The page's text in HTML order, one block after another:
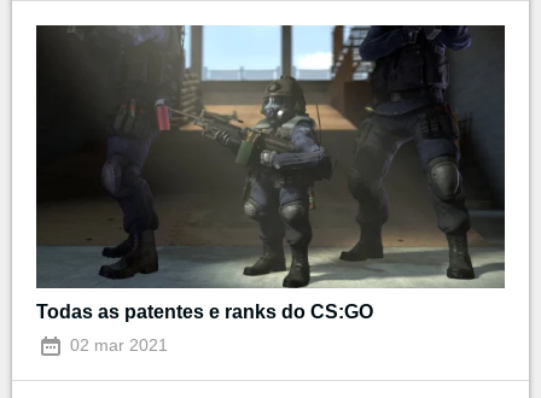
Todas as patentes e ranks do CS:GO
02 mar 2021